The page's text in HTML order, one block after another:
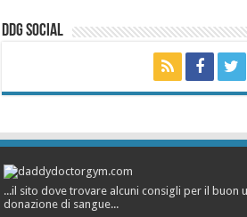
ddg Social
...il sito dove trovare alcuni consigli per il buon
donazione di sangue...